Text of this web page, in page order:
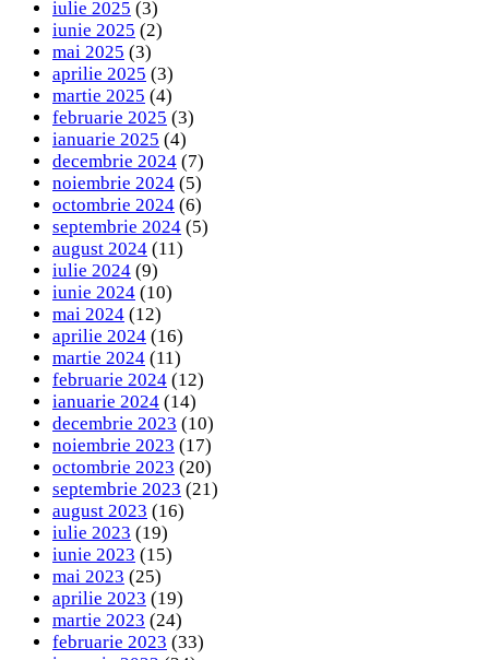
iulie 2025 (3)
iunie 2025 (2)
mai 2025 (3)
aprilie 2025 (3)
martie 2025 (4)
februarie 2025 (3)
ianuarie 2025 (4)
decembrie 2024 (7)
noiembrie 2024 (5)
octombrie 2024 (6)
septembrie 2024 (5)
august 2024 (11)
iulie 2024 (9)
iunie 2024 (10)
mai 2024 (12)
aprilie 2024 (16)
martie 2024 (11)
februarie 2024 (12)
ianuarie 2024 (14)
decembrie 2023 (10)
noiembrie 2023 (17)
octombrie 2023 (20)
septembrie 2023 (21)
august 2023 (16)
iulie 2023 (19)
iunie 2023 (15)
mai 2023 (25)
aprilie 2023 (19)
martie 2023 (24)
februarie 2023 (33)